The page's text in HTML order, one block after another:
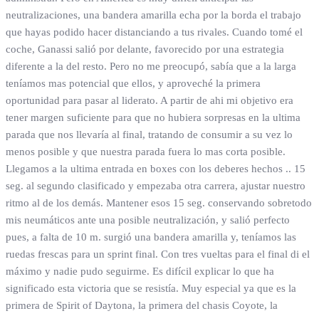
neutralizaciones, una bandera amarilla echa por la borda el trabajo
que hayas podido hacer distanciando a tus rivales. Cuando tomé el
coche, Ganassi salió por delante, favorecido por una estrategia
diferente a la del resto. Pero no me preocupó, sabía que a la larga
teníamos mas potencial que ellos, y aproveché la primera
oportunidad para pasar al liderato. A partir de ahi mi objetivo era
tener margen suficiente para que no hubiera sorpresas en la ultima
parada que nos llevaría al final, tratando de consumir a su vez lo
menos posible y que nuestra parada fuera lo mas corta posible.
Llegamos a la ultima entrada en boxes con los deberes hechos .. 15
seg. al segundo clasificado y empezaba otra carrera, ajustar nuestro
ritmo al de los demás. Mantener esos 15 seg. conservando sobretodo
mis neumáticos ante una posible neutralización, y salió perfecto
pues, a falta de 10 m. surgió una bandera amarilla y, teníamos las
ruedas frescas para un sprint final. Con tres vueltas para el final di el
máximo y nadie pudo seguirme. Es difícil explicar lo que ha
significado esta victoria que se resistía. Muy especial ya que es la
primera de Spirit of Daytona, la primera del chasis Coyote, la